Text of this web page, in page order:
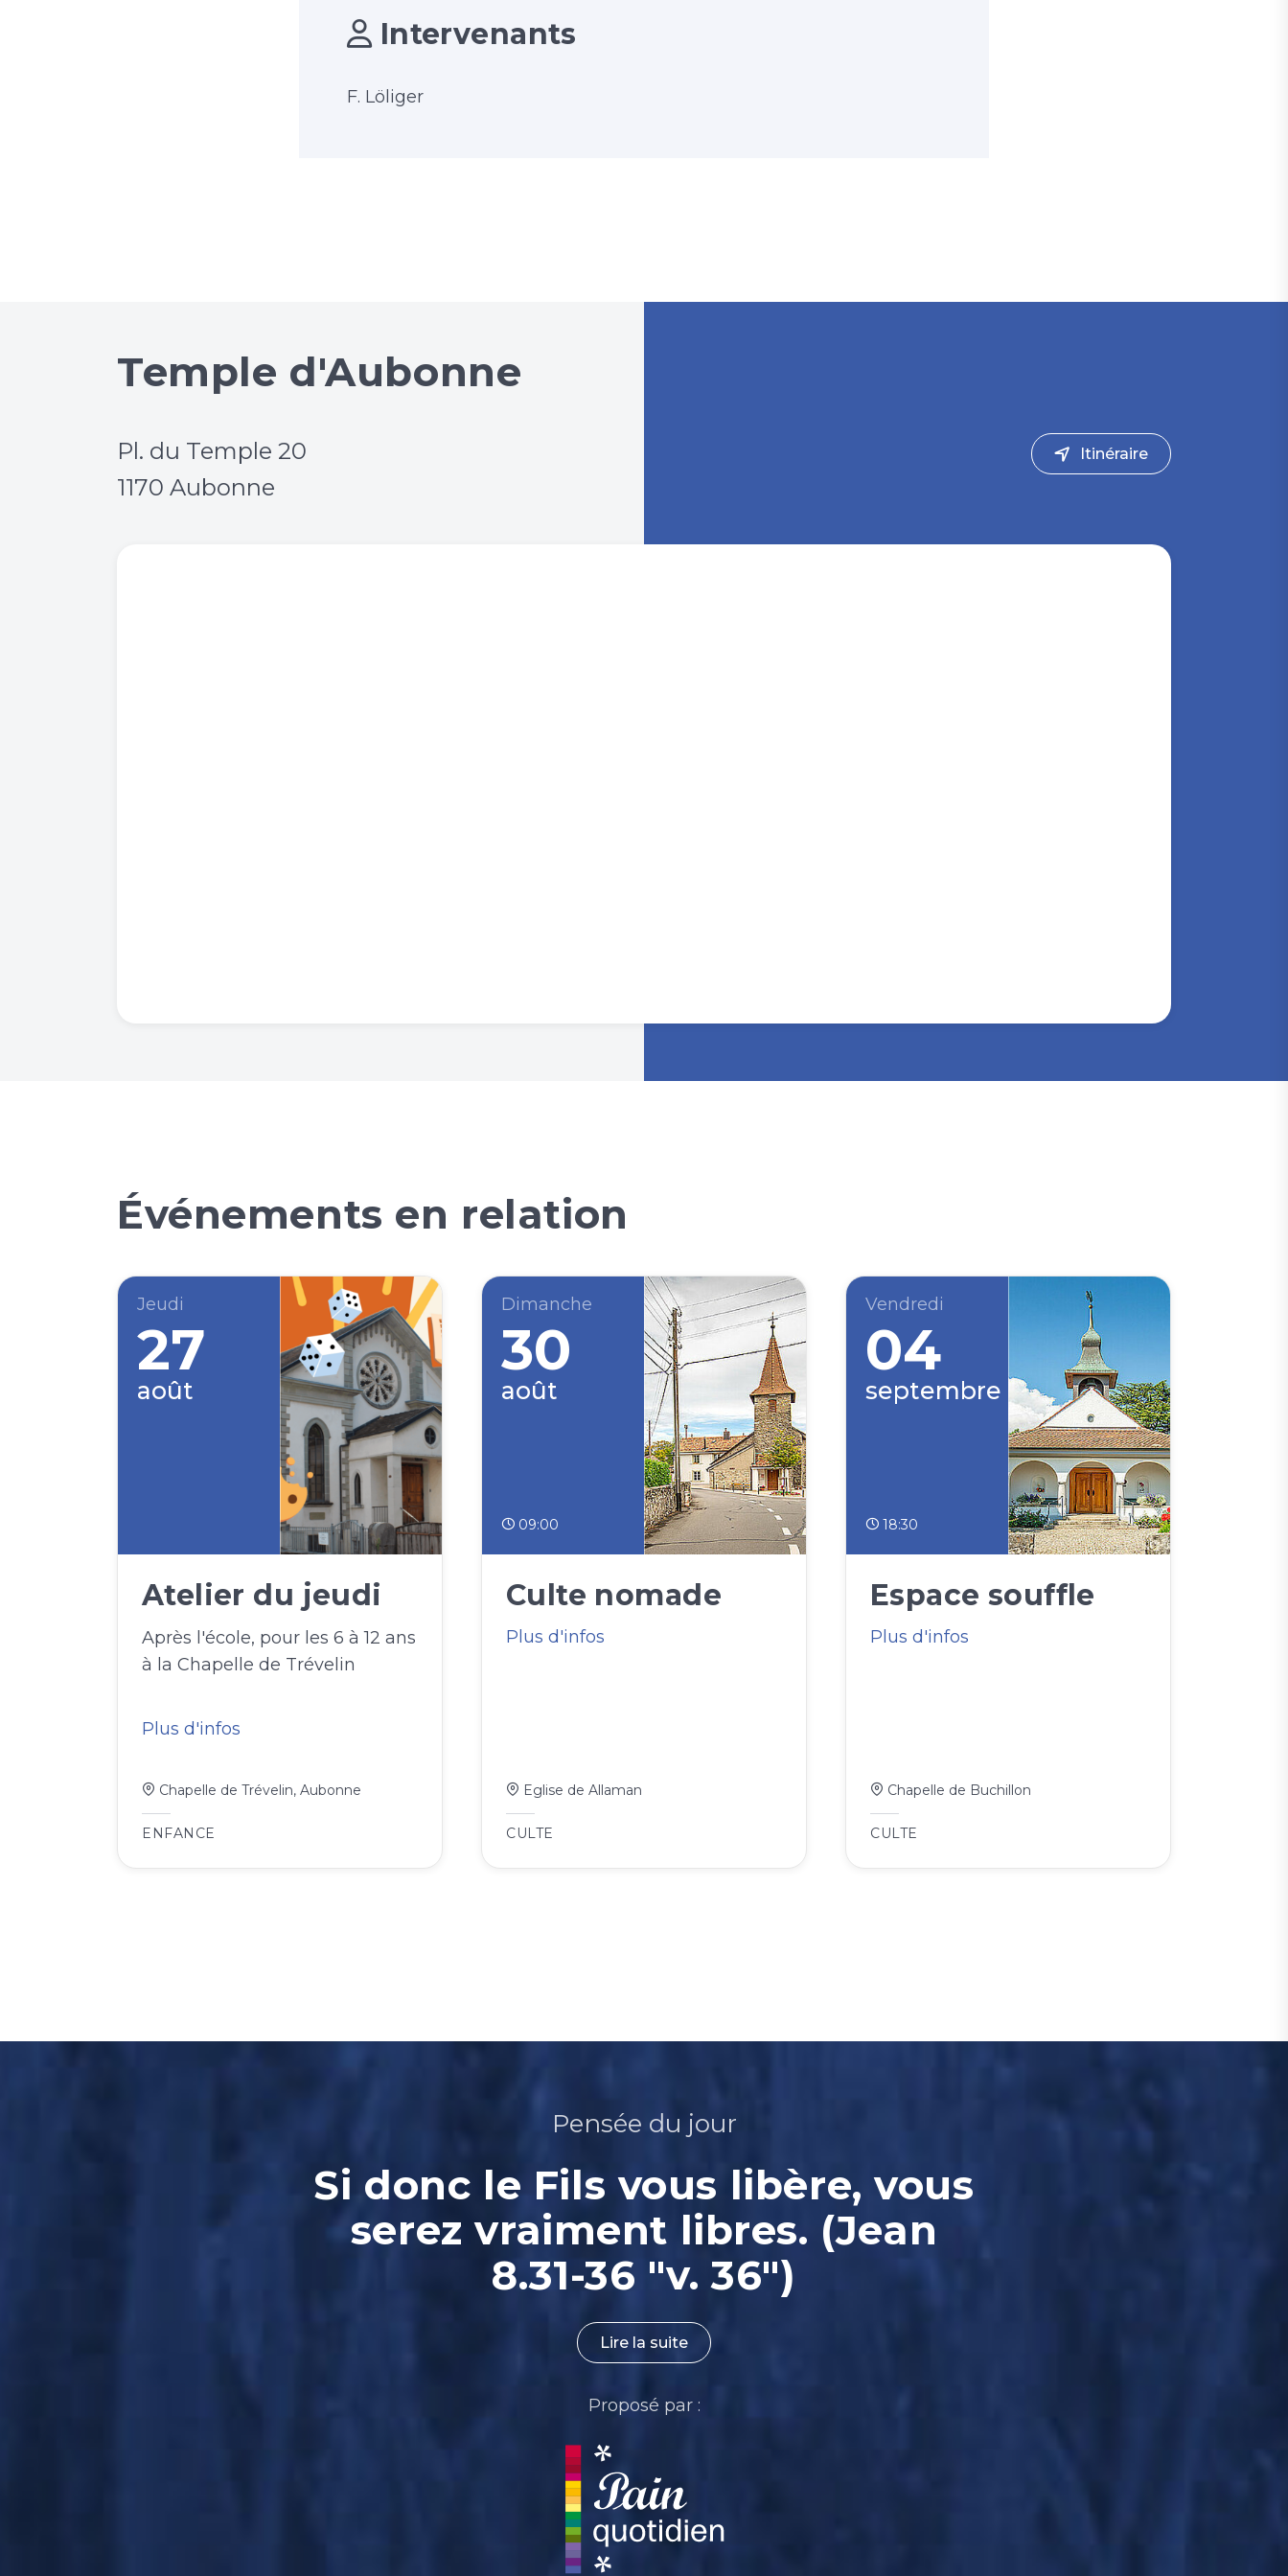
Intervenants
F. Löliger
Temple d'Aubonne
Pl. du Temple 20
1170 Aubonne
Itinéraire
Événements en relation
Jeudi
27
août
Atelier du jeudi
Après l'école, pour les 6 à 12 ans
à la Chapelle de Trévelin
Plus d'infos
Chapelle de Trévelin, Aubonne
ENFANCE
Dimanche
30
août
09:00
Culte nomade
Plus d'infos
Eglise de Allaman
CULTE
Vendredi
04
septembre
18:30
Espace souffle
Plus d'infos
Chapelle de Buchillon
CULTE
Pensée du jour
Si donc le Fils vous libère, vous
serez vraiment libres. (Jean
8.31-36 "v. 36")
Lire la suite
Proposé par :